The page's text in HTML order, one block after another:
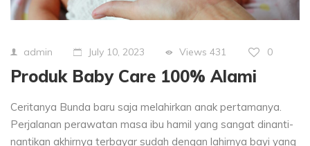
admin July 10, 2023 Views 431 0
Produk Baby Care 100% Alami
Ceritanya Bunda baru saja melahirkan anak pertamanya.
Perjalanan perawatan masa ibu hamil yang sangat dinanti-
nantikan akhirnya terbayar sudah dengan lahirnya bayi yang